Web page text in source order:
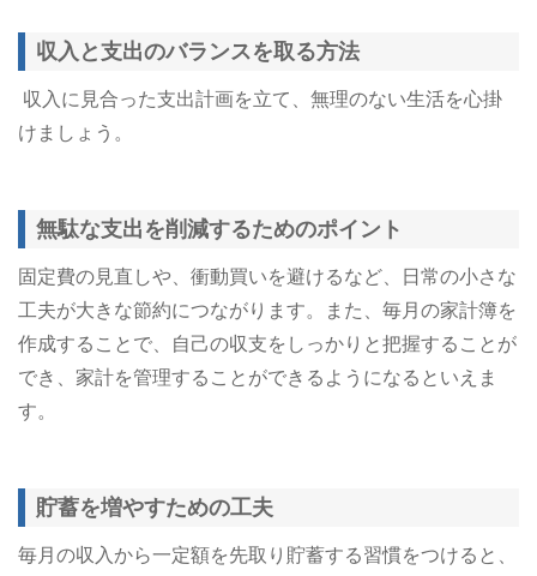
収入と支出のバランスを取る方法
収入に見合った支出計画を立て、無理のない生活を心掛
けましょう。​
無駄な支出を削減するためのポイント
固定費の見直しや、衝動買いを避けるなど、日常の小さな
工夫が大きな節約につながります。​また、毎月の家計簿を
作成することで、自己の収支をしっかりと把握することが
でき、家計を管理することができるようになるといえま
す。
貯蓄を増やすための工夫
毎月の収入から一定額を先取り貯蓄する習慣をつけると、